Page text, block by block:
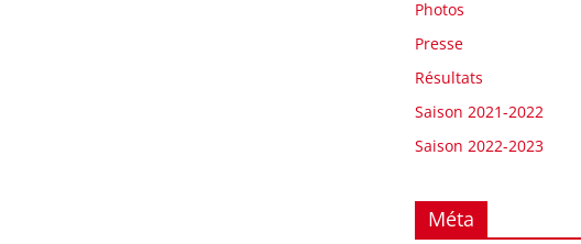
Photos
Presse
Résultats
Saison 2021-2022
Saison 2022-2023
Méta